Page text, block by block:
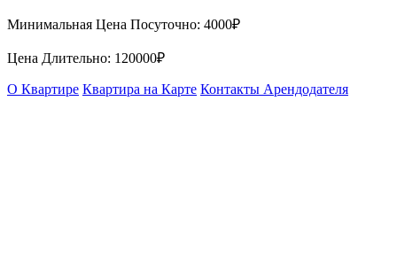
Минимальная Цена Посуточно: 4000₽
Цена Длительно: 120000₽
О Квартире Квартира на Карте Контакты Арендодателя